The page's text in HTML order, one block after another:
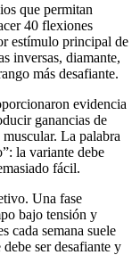
que permitan
40 flexiones
estímulo principal de
inversas, diamante,
más desafiante.
evidencia
ganancias de
La palabra
la variante debe
fácil.
Una fase
bajo tensión y
cada semana suele
ser desafiante y